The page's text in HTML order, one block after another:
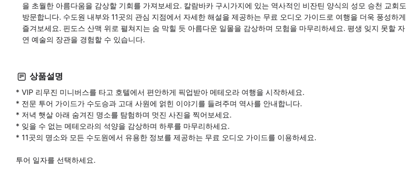
을 초월한 아름다움을 감상할 기회를 가져보세요. 칼람바카 구시가지에 있는 역사적인 비잔틴 양식의 성모 승천 교회도
방문합니다. 수도원 내부와 11곳의 관심 지점에서 자세한 해설을 제공하는 무료 오디오 가이드로 여행을 더욱 풍성하게
즐겨보세요. 핀도스 산맥 위로 펼쳐지는 숨 막힐 듯 아름다운 일몰을 감상하며 모험을 마무리하세요. 평생 잊지 못할 자
연 예술의 장관을 경험할 수 있습니다.
상품설명
* VIP 리무진 미니버스를 타고 호텔에서 편안하게 픽업받아 메테오라 여행을 시작하세요.
* 전문 투어 가이드가 수도승과 고대 사원에 얽힌 이야기를 들려주며 역사를 안내합니다.
* 저녁 햇살 아래 숨겨진 명소를 탐험하며 멋진 사진을 찍어보세요.
* 잊을 수 없는 메테오라의 석양을 감상하며 하루를 마무리하세요.
* 11곳의 명소와 모든 수도원에서 유용한 정보를 제공하는 무료 오디오 가이드를 이용하세요.
투어 일자를 선택하세요.